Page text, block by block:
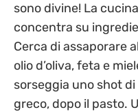
sono divine! La
concentra su
Cerca di assaporare
olio d’oliva, feta e
sorseggia uno shot di
greco, dopo il pasto.